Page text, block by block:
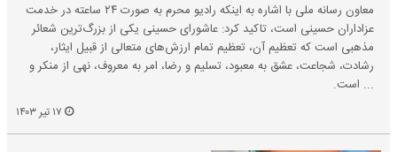
معاون رسانه ملی با اشاره به اینکه رادیو محرم به صورت ۲۴ ساعته در خدمت
عزاداران حسینی است، تاکید کرد: عاشورای حسینی یکی از بزرگ‌ترین شعائر
مذهبی است که تعظیم آن، تعظیم تمام ارزش‌های متعالی از قبیل ایثار،
رشادت، شجاعت، عشق به معبود، تسلیم و رضا، امر به معروف، نهی از منکر و
... است.